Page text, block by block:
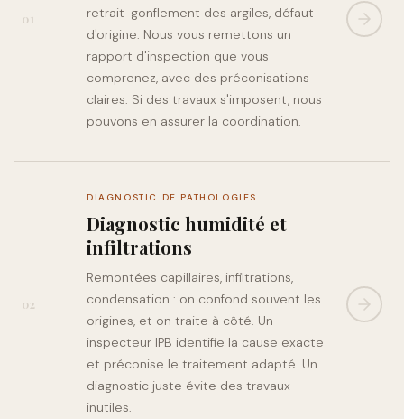
01
retrait-gonflement des argiles, défaut
d'origine. Nous vous remettons un
rapport d'inspection que vous
comprenez, avec des préconisations
claires. Si des travaux s'imposent, nous
pouvons en assurer la coordination.
02
DIAGNOSTIC DE PATHOLOGIES
Diagnostic humidité et
infiltrations
Remontées capillaires, infiltrations,
condensation : on confond souvent les
origines, et on traite à côté. Un
inspecteur IPB identifie la cause exacte
et préconise le traitement adapté. Un
diagnostic juste évite des travaux
inutiles.